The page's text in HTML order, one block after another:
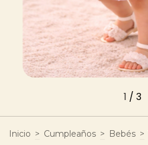
1 / 3
Inicio > Cumpleaños > Bebés >